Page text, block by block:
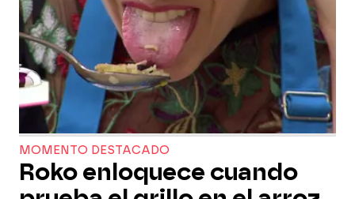
MOMENTO DESTACADO
Roko enloquece cuando